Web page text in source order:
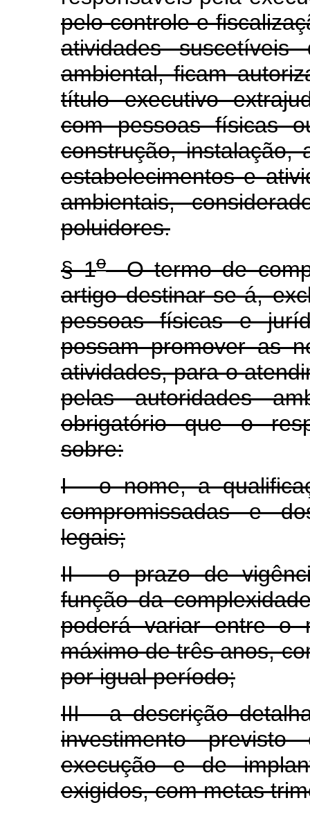
pelo controle e
atividades
ambiental, ficam
título executivo
com pessoas físicas
construção, instalação,
estabelecimentos e
ambientais,
poluidores.
§ 1oO termo de
artigo destinar-se-á,
pessoas físicas e
possam promover as
atividades, para o
pelas autoridades
obrigatório que o
sobre:
I - o nome, a
compromissadas e
legais;
II - o prazo de
função da
poderá variar entre o
máximo de três anos,
por igual período;
III - a descrição
investimento
execução e de
exigidos, com metas